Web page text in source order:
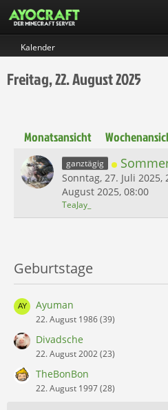
Kalender
Freitag, 22. August 2025
Monatsansicht
ganztägig
Sonntag, 27. Juli 2025,
August 2025, 08:00
TeaJay_
Geburtstage
Ayuman
22. August 1986 (39)
Divadsche
22. August 2002 (23)
TheBonBon
22. August 1997 (28)